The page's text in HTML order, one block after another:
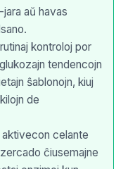
aŭ havas
kontroloj por
tendencojn
ŝablonojn, kiuj
de
celante
ĉiusemajne